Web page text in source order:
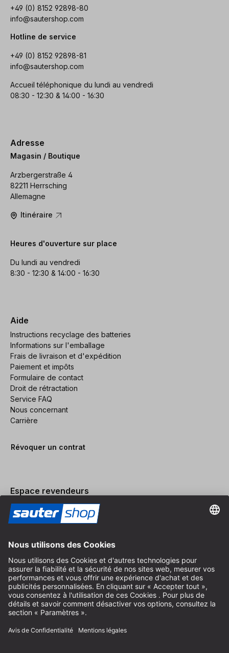
+49 (0) 8152 92898-80
info@sautershop.com
Hotline de service
+49 (0) 8152 92898-81
info@sautershop.com
Accueil téléphonique du lundi au vendredi
08:30 - 12:30 & 14:00 - 16:30
Adresse
Magasin / Boutique
Arzbergerstraße 4
82211 Herrsching
Allemagne
Itinéraire
Heures d'ouverture sur place
Du lundi au vendredi
8:30 - 12:30 & 14:00 - 16:30
Aide
Instructions recyclage des batteries
Informations sur l'emballage
Frais de livraison et d'expédition
Paiement et impôts
Formulaire de contact
Droit de rétractation
Service FAQ
Nous concernant
Carrière
Révoquer un contrat
Espace revendeurs
Devenir revendeur
Mentions légales
Conditions Générales
Protection des Données
Paramètres des Cookies